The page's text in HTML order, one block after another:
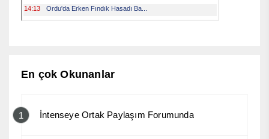
En çok Okunanlar
1 İntenseye Ortak Paylaşım Forumunda